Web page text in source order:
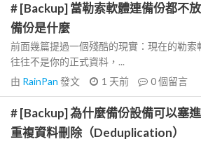
# [Backup] 當勒索軟體連備份都不
備份是什麼
前面幾篇提過一個殘酷的現實：現在的勒索
往往不是你的正式資料，...
由 RainPan 發文 1 天前 0個留言
# [Backup] 為什麼備份設備可以塞
重複資料刪除（Deduplication）